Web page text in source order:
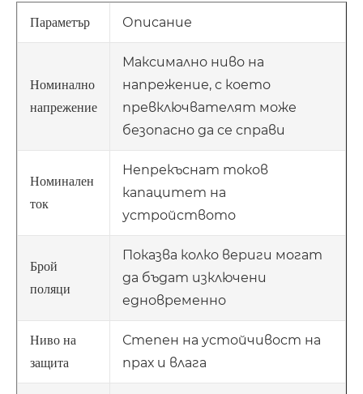
Параметър Описание
Номинално
напрежение
Максимално ниво на
напрежение, с което
превключвателят може
безопасно да се справи
Номинален
ток
Непрекъснат токов
капацитет на
устройството
Брой
поляци
Показва колко вериги могат
да бъдат изключени
едновременно
Ниво на
защита
Степен на устойчивост на
прах и влага